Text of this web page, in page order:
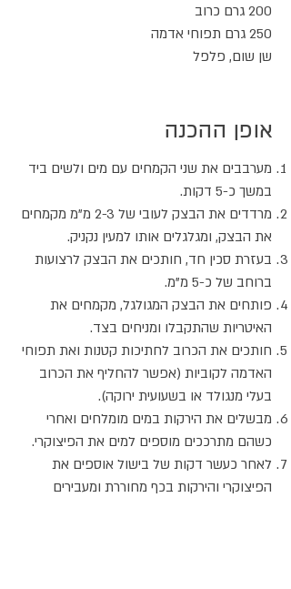
200 גרם כרוב
250 גרם תפוחי אדמה
שן שום, פלפל
אופן ההכנה
מערבבים את שני הקמחים עם מים ולשים ביד
במשך כ-5 דקות.
מרדדים את הבצק לעובי של 2-3 מ"מ מקמחים
את הבצק, ומגלגלים אותו למעין נקניק.
בעזרת סכין חד, חותכים את הבצק לרצועות
ברוחב של כ-5 מ"מ.
פותחים את הבצק המגולגל, מקמחים את
האיטריות שהתקבלו ומניחים בצד.
חותכים את הכרוב לחתיכות קטנות ואת תפוחי
האדמה לקוביות (אפשר להחליף את הכרוב
בעלי מנגולד או בשעועית ירוקה).
מבשלים את הירקות במים מומלחים ואחרי
כשהם מתרככים מוספים למים את הפיצוקרי.
לאחר כעשר דקות של בישול אוספים את
הפיצוקרי והירקות בכף מחוררת ומעבירים